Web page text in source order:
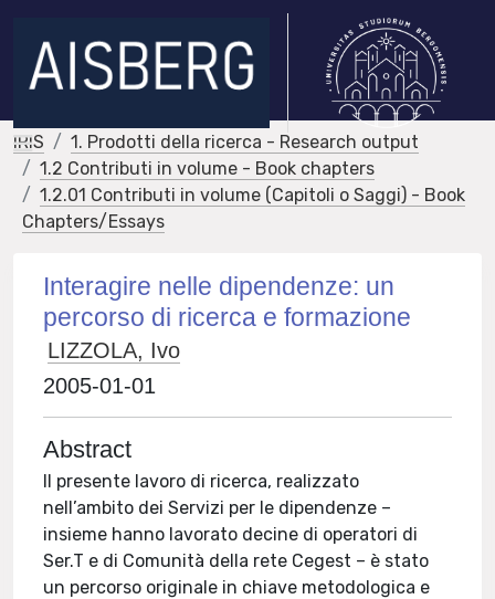
IRIS
1. Prodotti della ricerca - Research output
1.2 Contributi in volume - Book chapters
1.2.01 Contributi in volume (Capitoli o Saggi) - Book
Chapters/Essays
Interagire nelle dipendenze: un
percorso di ricerca e formazione
LIZZOLA, Ivo
2005-01-01
Abstract
Il presente lavoro di ricerca, realizzato
nell’ambito dei Servizi per le dipendenze –
insieme hanno lavorato decine di operatori di
Ser.T e di Comunità della rete Cegest – è stato
un percorso originale in chiave metodologica e